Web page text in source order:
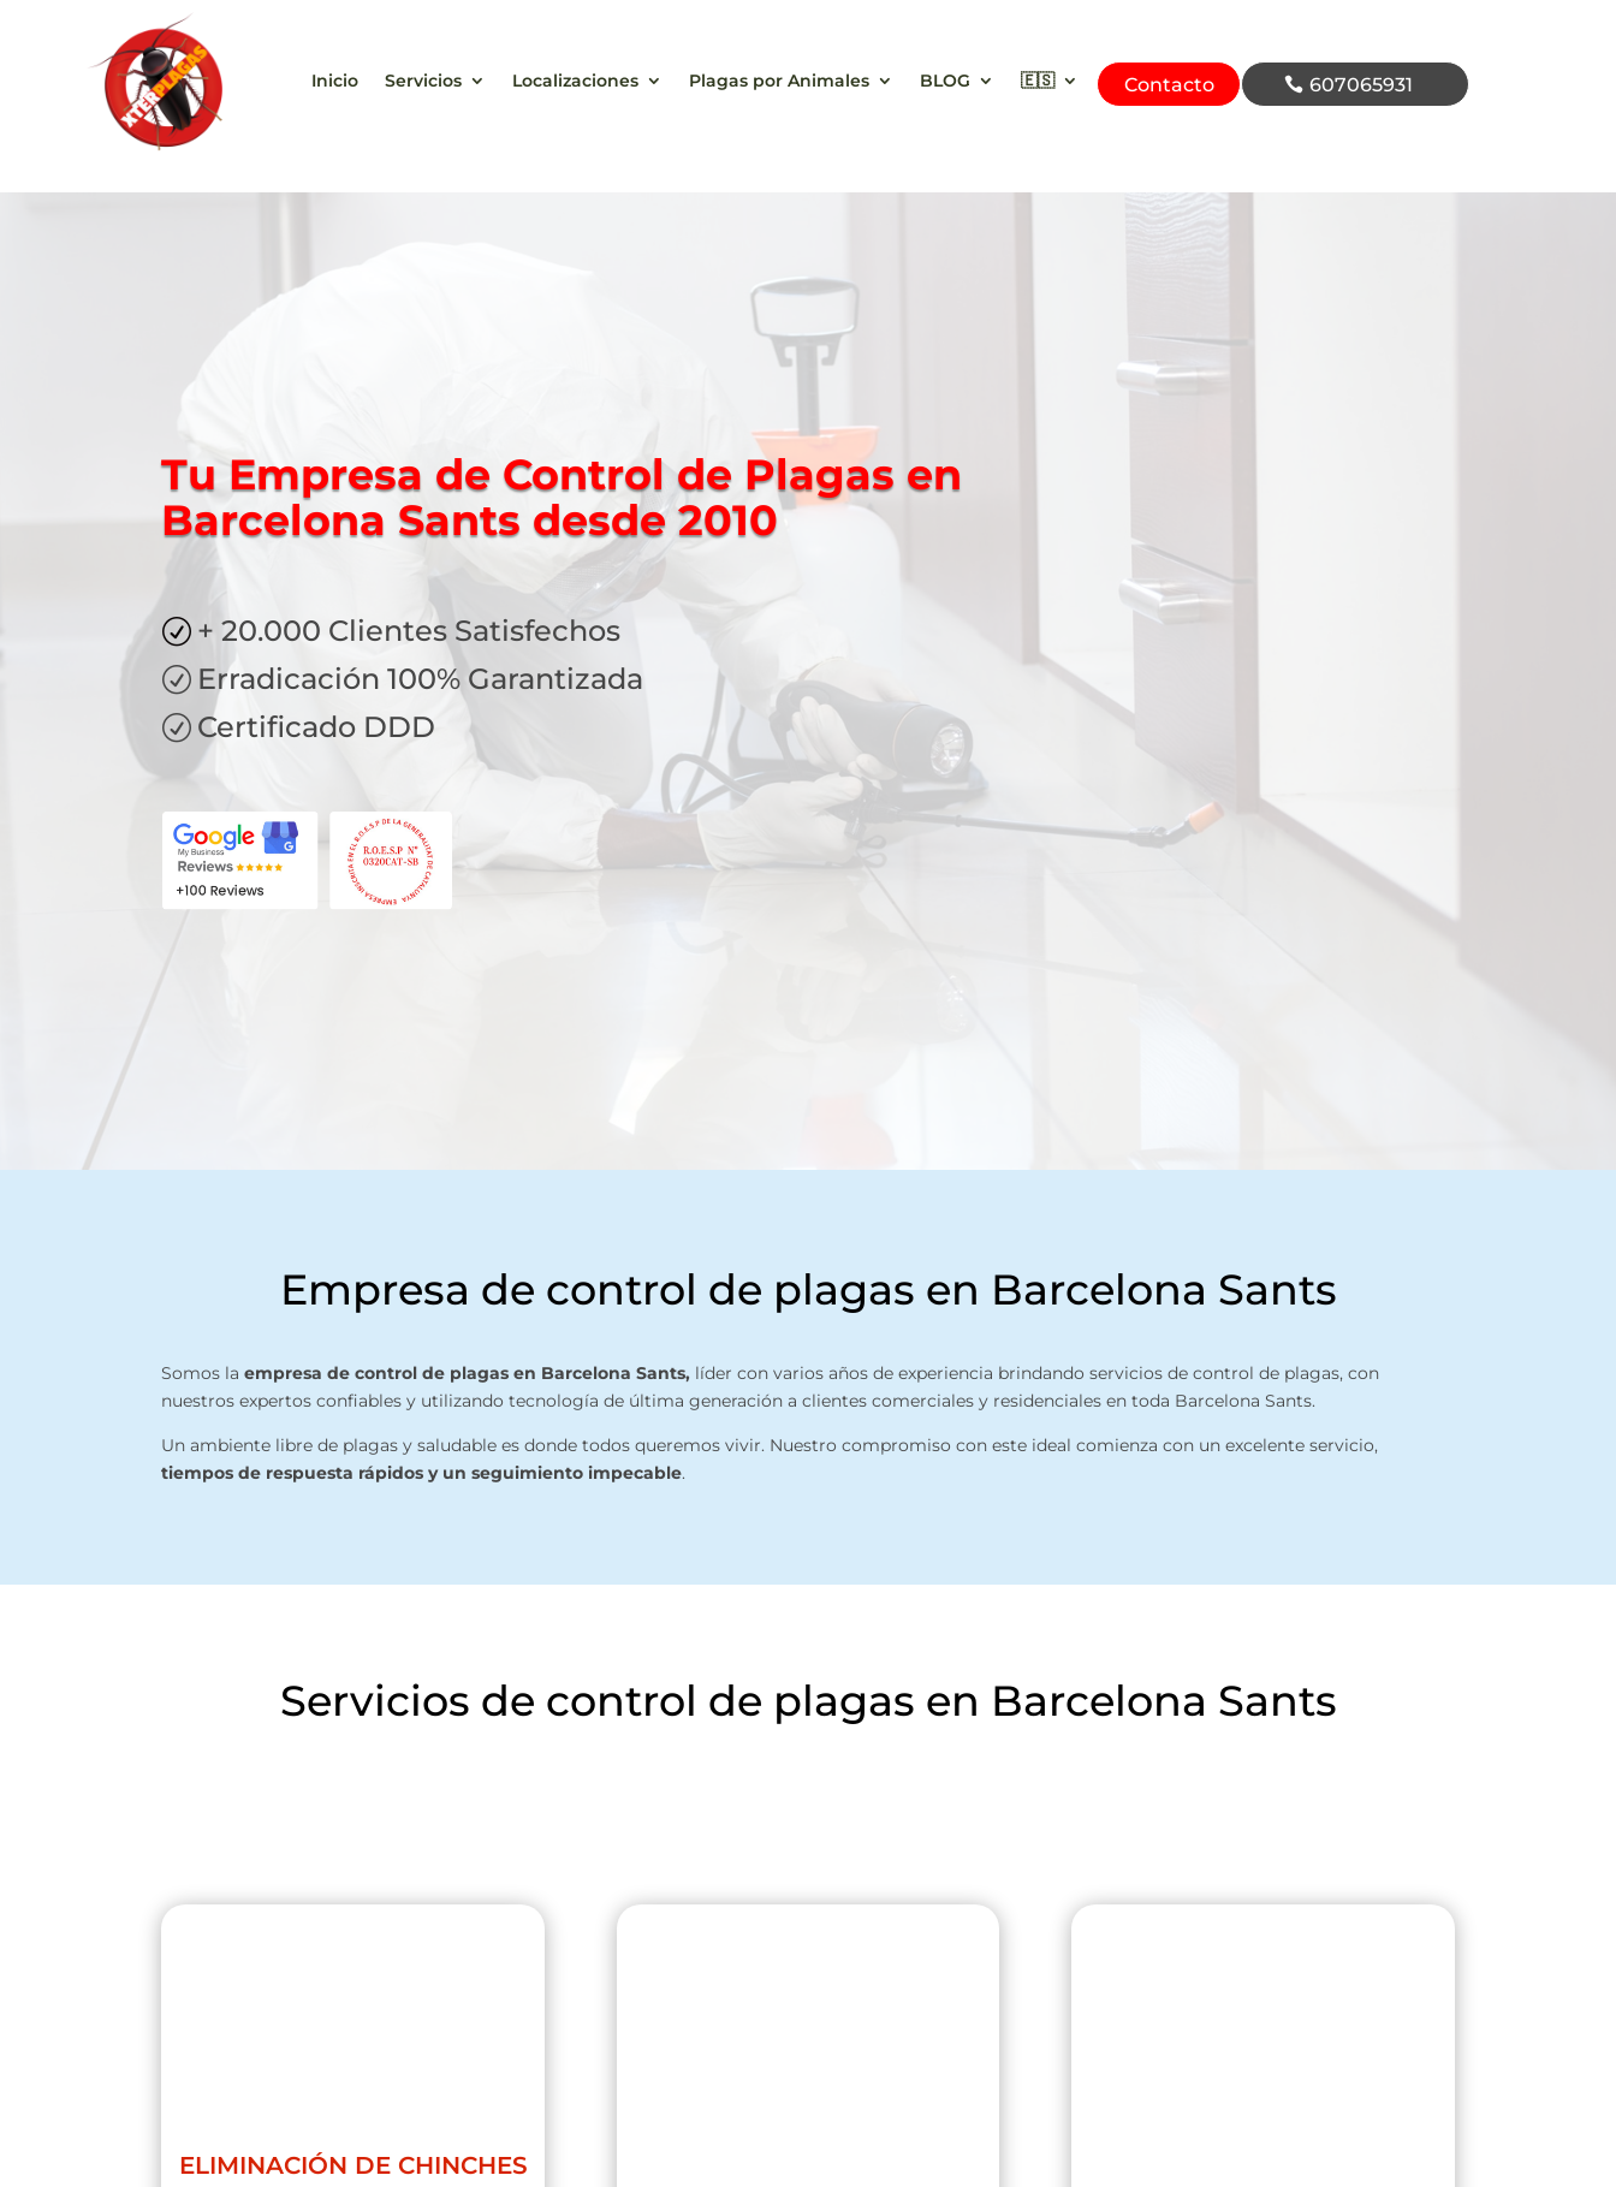
Inicio Servicios Localizaciones Plagas por Animales BLOG 🇪🇸 Contacto 607065931
Tu Empresa de Control de Plagas en
Barcelona Sants desde 2010
R + 20.000 Clientes Satisfechos
R Erradicación 100% Garantizada
R Certificado DDD
Empresa de control de plagas en Barcelona Sants
Somos laempresa de control de plagas en Barcelona Sants, líder con varios años de experiencia brindando servicios de control de plagas, con
nuestros expertos confiables y utilizando tecnología de última generación a clientes comerciales y residenciales en toda Barcelona Sants.
Un ambiente libre de plagas y saludable es donde todos queremos vivir. Nuestro compromiso con este ideal comienza con un excelente servicio,
tiempos de respuesta rápidos y un seguimiento impecable.
Servicios de control de plagas en Barcelona Sants
ELIMINACIÓN DE CHINCHES